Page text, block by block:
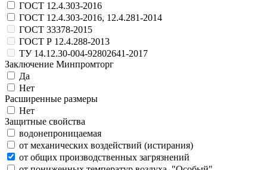
ГОСТ 12.4.303-2016
ГОСТ 12.4.303-2016, 12.4.281-2014
ГОСТ 33378-2015
ГОСТ Р 12.4.288-2013
ТУ 14.12.30-004-92802641-2017
Заключение Минпромторг
Да
Нет
Расширенные размеры
Нет
Защитные свойства
водонепроницаемая
от механических воздействий (истирания)
от общих производственных загрязнений